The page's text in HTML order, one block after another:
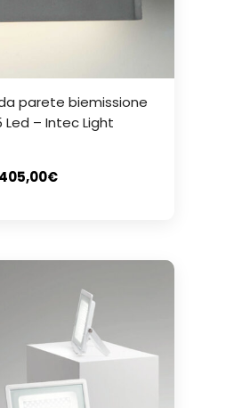
parete biemissione
Led – Intec Light
405,00€